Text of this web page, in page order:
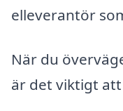
elleverantör
När du
är det viktigt